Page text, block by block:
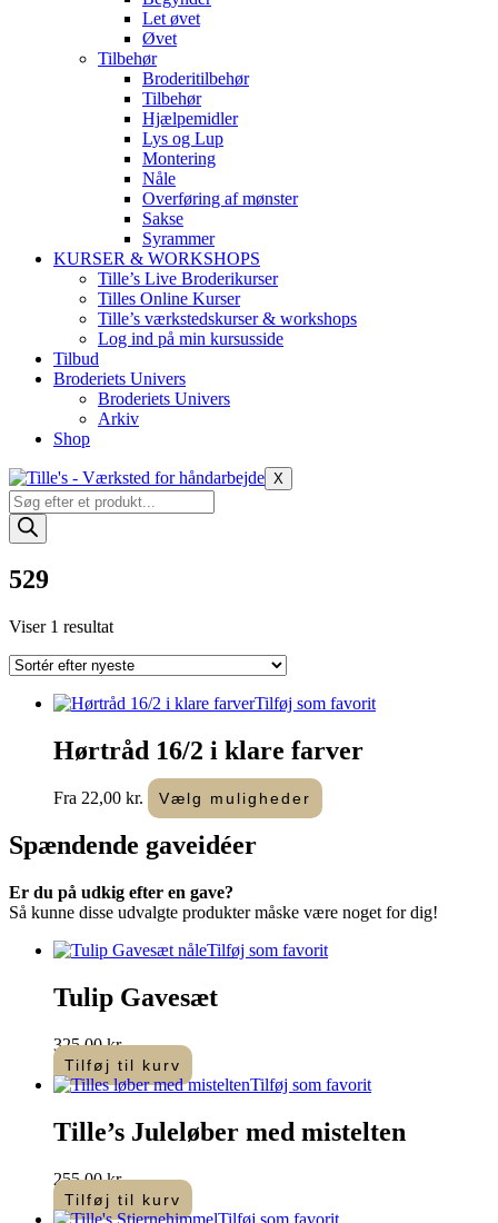
Let øvet
Øvet
Tilbehør
Broderitilbehør
Tilbehør
Hjælpemidler
Lys og Lup
Montering
Nåle
Overføring af mønster
Sakse
Syrammer
KURSER & WORKSHOPS
Tille’s Live Broderikurser
Tilles Online Kurser
Tille’s værkstedskurser & workshops
Log ind på min kursusside
Tilbud
Broderiets Univers
Broderiets Univers
Arkiv
Shop
X
Products
search
529
Viser 1 resultat
Tilføj som favorit
Hørtråd 16/2 i klare farver
Fra 22,00 kr. Vælg muligheder
vare
kan
på
Spændende gaveidéer
Er du på udkig efter en gave?
Så kunne disse udvalgte produkter måske være noget for dig!
Tilføj som favorit
Tulip Gavesæt
325,00kr.
Tilføj til kurv
Tilføj som favorit
Tille’s Juleløber med mistelten
255,00kr.
Tilføj til kurv
Tilføj som favorit